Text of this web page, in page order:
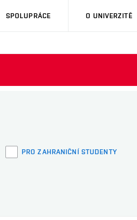
SPOLUPRÁCE O UNIVERZITĚ
PRO ZAHRANIČNÍ STUDENTY